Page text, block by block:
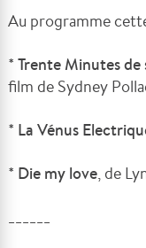
Au programme
*Trente Minutes de
film de Sydney
* La Vénus
* Die my love, de